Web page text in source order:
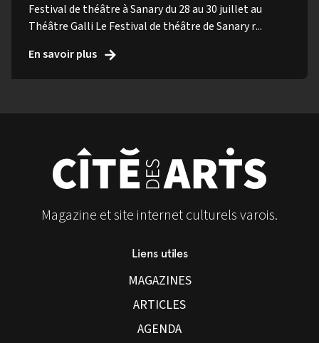
Festival de théâtre à Sanary du 28 au 30 juillet au
Théâtre Galli Le Festival de théâtre de Sanary r...
En savoir plus
Magazine et site internet culturels varois.
Liens utiles
MAGAZINES
ARTICLES
AGENDA